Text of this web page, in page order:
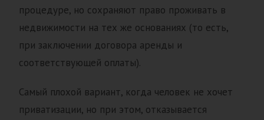
процедуре, но сохраняют право проживать в
недвижимости на тех же основаниях (то есть,
при заключении договора аренды и
соответствующей оплаты).
Самый плохой вариант, когда человек не хочет
приватизации, но при этом, отказывается